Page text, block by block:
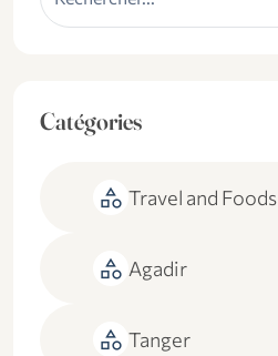
Catégories
category Travel and Foods
category Agadir
category Tanger